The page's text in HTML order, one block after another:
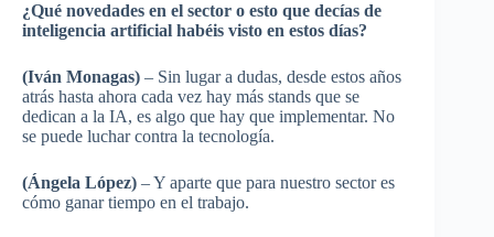
¿Qué novedades en el sector o esto que decías de
inteligencia artificial habéis visto en estos días?
(Iván Monagas) – Sin lugar a dudas, desde estos años
atrás hasta ahora cada vez hay más stands que se
dedican a la IA, es algo que hay que implementar. No
se puede luchar contra la tecnología.
(Ángela López) – Y aparte que para nuestro sector es
cómo ganar tiempo en el trabajo.